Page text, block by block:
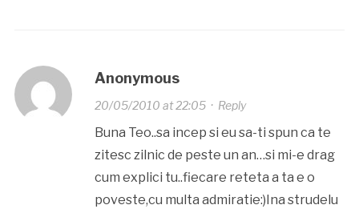
Anonymous
20/05/2010 at 22:05· Reply
Buna Teo..sa incep si eu sa-ti spun ca te
zitesc zilnic de peste un an…si mi-e drag
cum explici tu..fiecare reteta a ta e o
poveste,cu multa admiratie:)Ina strudelu